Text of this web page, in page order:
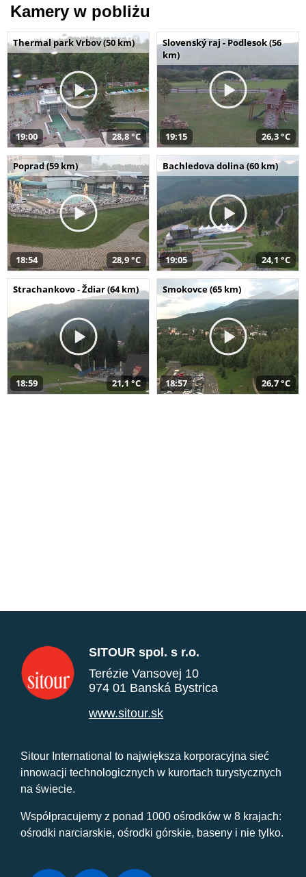
Kamery w pobliżu
Thermal park Vrbov (50 km)
19:00 28,8 °C
Slovenský raj - Podlesok (56
km)
19:15 26,3 °C
Poprad (59 km)
18:54 28,9 °C
Bachledova dolina (60 km)
19:05 24,1 °C
Strachankovo - Ždiar (64 km)
18:59 21,1 °C
Smokovce (65 km)
18:57 26,7 °C
SITOUR spol. s r.o.
Terézie Vansovej 10
974 01 Banská Bystrica
www.sitour.sk
Sitour International to największa korporacyjna sieć
innowacji technologicznych w kurortach turystycznych
na świecie.
Współpracujemy z ponad 1000 ośrodków w 8 krajach:
ośrodki narciarskie, ośrodki górskie, baseny i nie tylko.